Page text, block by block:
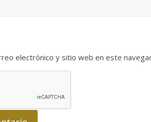
electrónico y sitio web en este